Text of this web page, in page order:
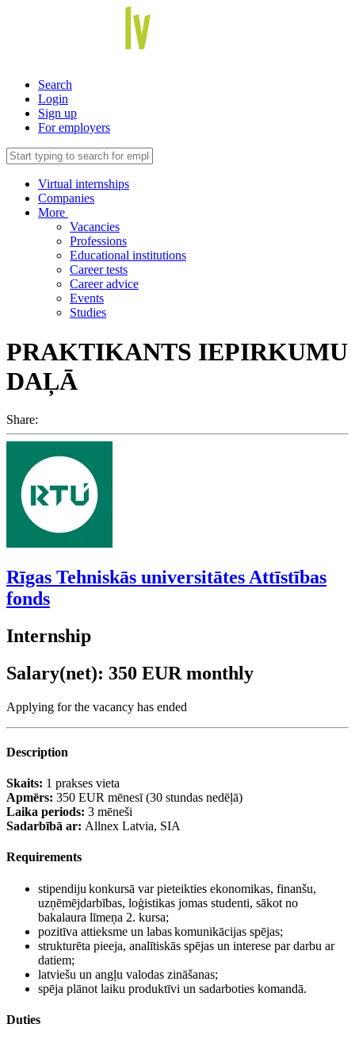
Search
Login
Sign up
For employers
Virtual internships
Companies
More
Vacancies
Professions
Educational institutions
Career tests
Career advice
Events
Studies
PRAKTIKANTS IEPIRKUMU
DAĻĀ
Share:
Rīgas Tehniskās universitātes Attīstības
fonds
Internship
Salary(net): 350 EUR monthly
Applying for the vacancy has ended
Description
Skaits: 1 prakses vieta
Apmērs: 350 EUR mēnesī (30 stundas nedēļā)
Laika periods: 3 mēneši
Sadarbībā ar: Allnex Latvia, SIA
Requirements
stipendiju konkursā var pieteikties ekonomikas, finanšu,
uzņēmējdarbības, loģistikas jomas studenti, sākot no
bakalaura līmeņa 2. kursa;
pozitīva attieksme un labas komunikācijas spējas;
strukturēta pieeja, analītiskās spējas un interese par darbu ar
datiem;
latviešu un angļu valodas zināšanas;
spēja plānot laiku produktīvi un sadarboties komandā.
Duties